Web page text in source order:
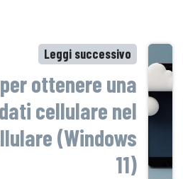
Leggi successivo
ottenere una
cellulare nel
(Windows
11)